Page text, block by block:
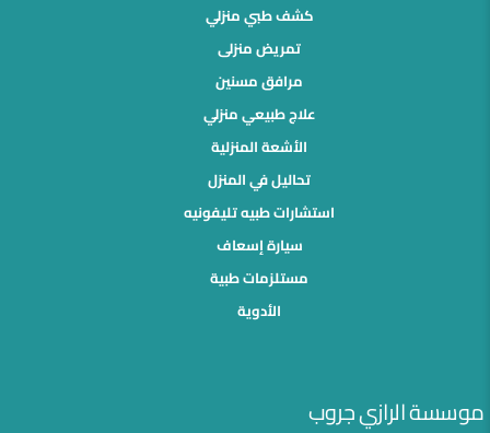
كشف طبي منزلي
تمريض منزلى
مرافق مسنين
علاج طبيعي منزلي
الأشعة المنزلية
تحاليل في المنزل
استشارات طبيه تليفونيه
سيارة إسعاف
مستلزمات طبية
الأدوية
موسسة الرازي جروب